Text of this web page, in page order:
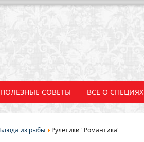
ПОЛЕЗНЫЕ СОВЕТЫ ВСЕ О СПЕЦИЯХ
Блюда из рыбы Рулетики "Романтика"